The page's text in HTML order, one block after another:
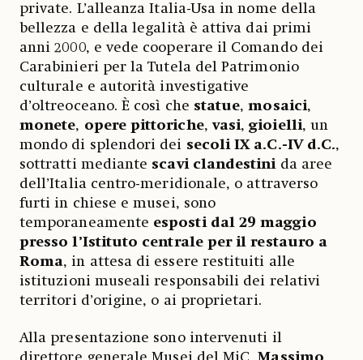
private. L’alleanza Italia-Usa in nome della
bellezza e della legalità è attiva dai primi
anni 2000, e vede cooperare il Comando dei
Carabinieri per la Tutela del Patrimonio
culturale e autorità investigative
d’oltreoceano. È così che statue,mosaici,
monete, opere pittoriche,vasi,gioielli, un
mondo di splendori dei secoli IX a.C.-IV d.C.,
sottratti mediante scavi clandestini da aree
dell’Italia centro-meridionale, o attraverso
furti in chiese e musei, sono
temporaneamente esposti dal 29 maggio
presso l’Istituto centrale per il restauro a
Roma, in attesa di essere restituiti alle
istituzioni museali responsabili dei relativi
territori d’origine, o ai proprietari.
Alla presentazione sono intervenuti il